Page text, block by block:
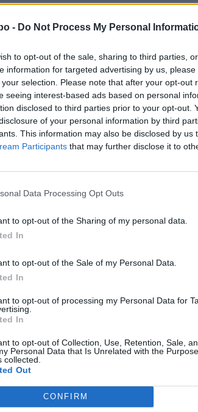
- Do Not Process My Personal
to opt-out of the sale, sharing to third parties,
information for targeted advertising by us,
selection. Please note that after your opt-out
seeing interest-based ads based on personal
disclosed to third parties prior to your opt-out.
of your personal information by third
This information may also be disclosed by us
Participants that may further disclose it to
Data Processing Opt Outs
to opt-out of the Sharing of my personal data.
In
to opt-out of the Sale of my Personal Data.
In
to opt-out of processing my Personal Data for
In
to opt-out of Collection, Use, Retention, Sale,
Personal Data that Is Unrelated with the
collected.
Out
CONFIRM
Rudy Giuliani a